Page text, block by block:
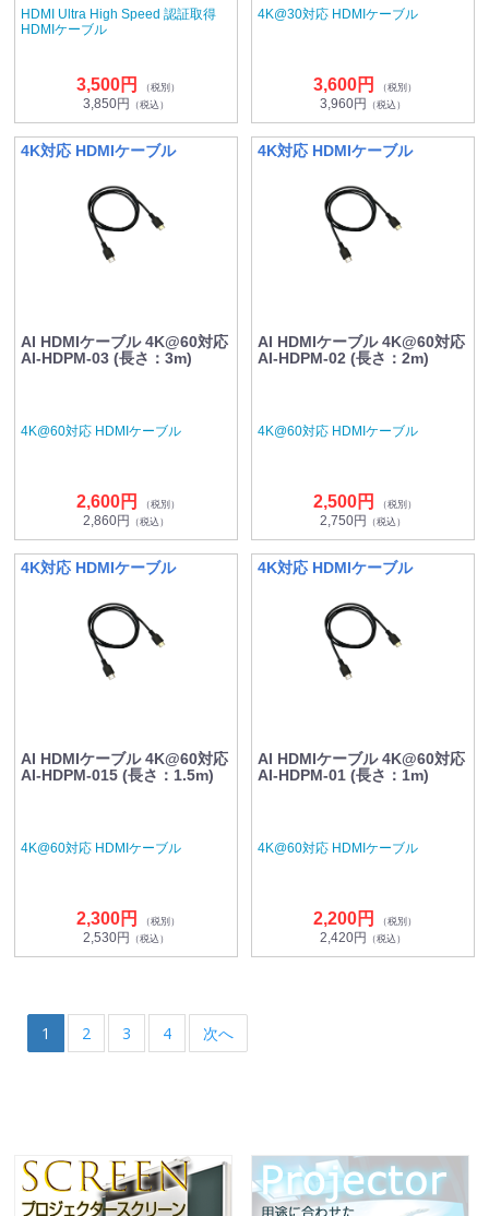
HDMI Ultra High Speed 認証取得
HDMIケーブル
3,500円 （税別）
3,850円 （税込）
4K@30対応 HDMIケーブル
3,600円 （税別）
3,960円 （税込）
4K対応 HDMIケーブル
AI HDMIケーブル 4K@60対応
AI-HDPM-03 (長さ：3m)
4K@60対応 HDMIケーブル
2,600円 （税別）
2,860円 （税込）
4K対応 HDMIケーブル
AI HDMIケーブル 4K@60対応
AI-HDPM-02 (長さ：2m)
4K@60対応 HDMIケーブル
2,500円 （税別）
2,750円 （税込）
4K対応 HDMIケーブル
AI HDMIケーブル 4K@60対応
AI-HDPM-015 (長さ：1.5m)
4K@60対応 HDMIケーブル
2,300円 （税別）
2,530円 （税込）
4K対応 HDMIケーブル
AI HDMIケーブル 4K@60対応
AI-HDPM-01 (長さ：1m)
4K@60対応 HDMIケーブル
2,200円 （税別）
2,420円 （税込）
1 2 3 4 次へ